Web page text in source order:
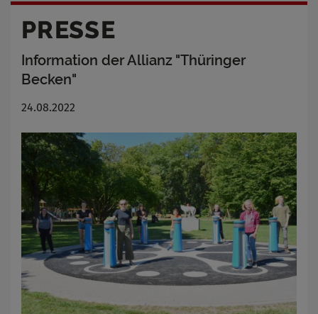
PRESSE
Information der Allianz "Thüringer
Becken"
24.08.2022